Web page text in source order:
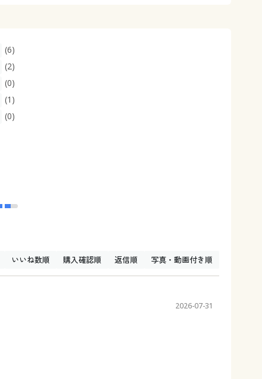
(6)
(2)
(0)
(1)
(0)
いいね数順 購入確認順 返信順 写真・動画付き順
2026-07-31